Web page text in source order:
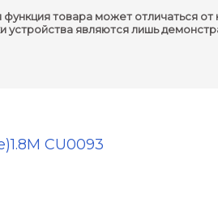
товара может отличаться
являются лишь
CU0093